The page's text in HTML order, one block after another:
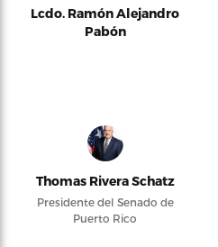
Lcdo. Ramón Alejandro
Pabón
Thomas Rivera Schatz
Presidente del Senado de
Puerto Rico